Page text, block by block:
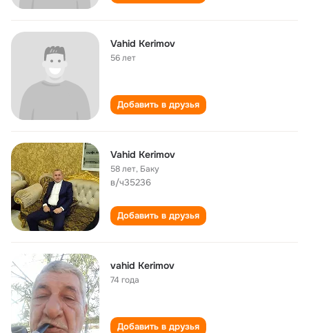
Vahid Kerimov
56 лет
Добавить в друзья
Vahid Kerimov
58 лет, Баку
в/ч35236
Добавить в друзья
vahid Kerimov
74 года
Добавить в друзья